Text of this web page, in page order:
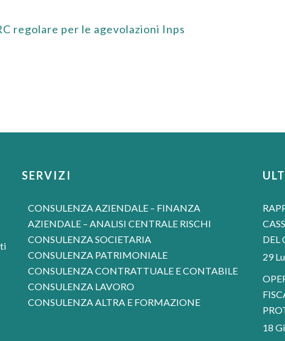
regolare per le agevolazioni Inps
SERVIZI
CONSULENZA AZIENDALE – FINANZA
AZIENDALE – ANALISI CENTRALE RISCHI
CONSULENZA SOCIETARIA
CONSULENZA PATRIMONIALE
CONSULENZA CONTRATTUALE E CONTABILE
CONSULENZA LAVORO
CONSULENZA ALTRA E FORMAZIONE
DEL
29
18